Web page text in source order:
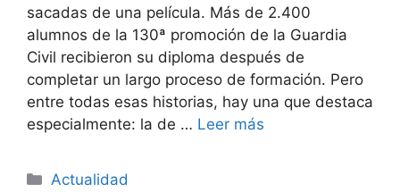
sacadas de una película. Más de 2.400
alumnos de la 130ª promoción de la Guardia
Civil recibieron su diploma después de
completar un largo proceso de formación. Pero
entre todas esas historias, hay una que destaca
especialmente: la de … Leer más
Categorías
Actualidad